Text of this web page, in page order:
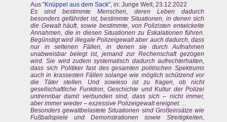
Aus "Knüppel aus dem Sack", in: Junge Welt, 23.12.2022
Es sind bestimmte Menschen, deren Leben dadurch
besonders gefährdet ist, bestimmte Situationen, in denen sich
die Gewalt häuft, sowie bestimmte, von Polizisten entwickelte
Annahmen, die in diesen Situationen zu Eskalationen führen.
Begünstigt wird illegale Polizeigewalt aber auch dadurch, dass
nur in seltenen Fällen, in denen sie durch Aufnahmen
unabweisbar belegt ist, jemand zur Rechenschaft gezogen
wird. Sie wird zudem systematisch dadurch aufrechterhalten,
dass sich Politiker fast des gesamten politischen Spektrums
auch in krassesten Fällen solange wie möglich schützend vor
die Täter stellen. Und sowieso ist zu fragen, ob nicht
gesellschaftliche Funktion, Geschichte und Kultur der Polizei
untrennbar damit verbunden sind, dass sich – nicht immer,
aber immer wieder – exzessive Polizeigewalt ereignet. ...
Besonders gewaltbelastete Situationen sind Großeinsätze wie
Fußballspiele und Demonstrationen sowie Streitigkeiten,